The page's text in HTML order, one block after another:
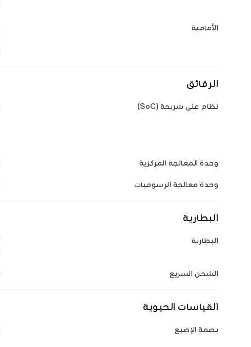
الأمامية
الرقائق
نظام على شريحة (SoC)
وحدة المعالجة المركزية
وحدة معالجة الرسوميات
البطارية
البطارية
الشحن السريع
القياسات الحيوية
بصمة الإصبع